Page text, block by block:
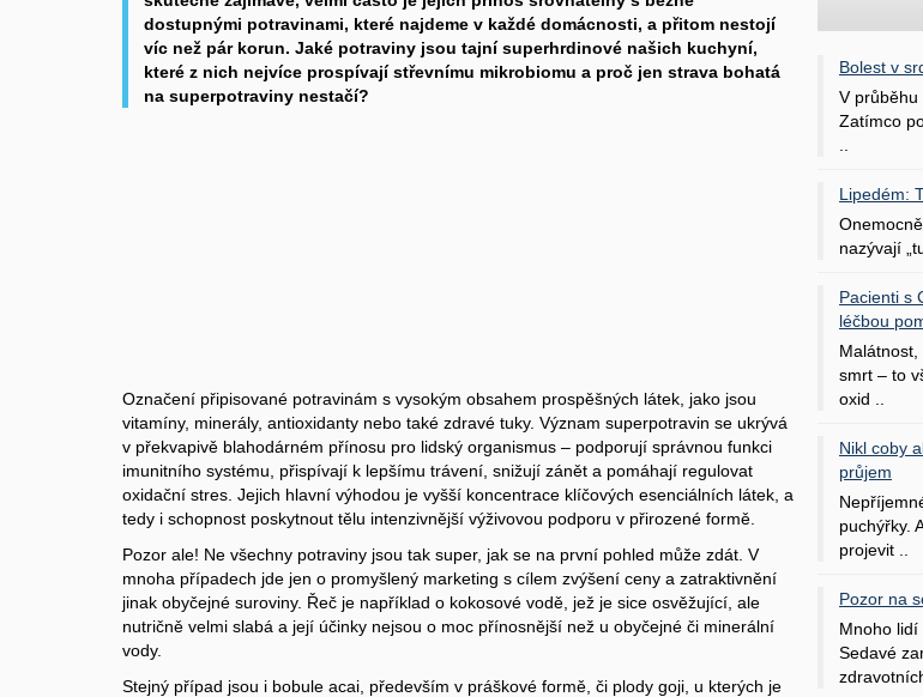
dostupnými potravinami, které najdeme v každé domácnosti, a přitom nestojí
víc než pár korun. Jaké potraviny jsou tajní superhrdinové našich kuchyní,
které z nich nejvíce prospívají střevnímu mikrobiomu a proč jen strava bohatá
na superpotraviny nestačí?
Označení připisované potravinám s vysokým obsahem prospěšných látek, jako jsou
vitamíny, minerály, antioxidanty nebo také zdravé tuky. Význam superpotravin se ukrývá
v překvapivě blahodárném přínosu pro lidský organismus – podporují správnou funkci
imunitního systému, přispívají k lepšímu trávení, snižují zánět a pomáhají regulovat
oxidační stres. Jejich hlavní výhodou je vyšší koncentrace klíčových esenciálních látek, a
tedy i schopnost poskytnout tělu intenzivnější výživovou podporu v přirozené formě.
Pozor ale! Ne všechny potraviny jsou tak super, jak se na první pohled může zdát. V
mnoha případech jde jen o promyšlený marketing s cílem zvýšení ceny a zatraktivnění
jinak obyčejné suroviny. Řeč je například o kokosové vodě, jež je sice osvěžující, ale
nutričně velmi slabá a její účinky nejsou o moc přínosnější než u obyčejné či minerální
vody.
Stejný případ jsou i bobule acai, především v práškové formě, či plody goji, u kterých je
Bolest v
V průběhu
Zatímco
Lipedém:
nazývají
Pacienti s
léčbou
smrt – to
oxid ..
Nikl coby
průjem
puchýřky.
projevit ..
Pozor na
Mnoho lidí
Sedavé